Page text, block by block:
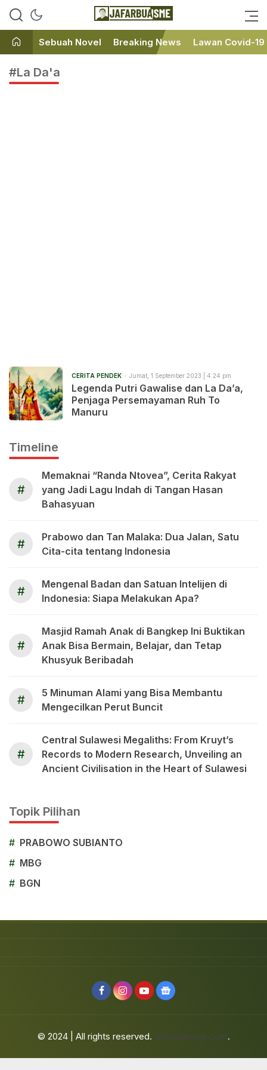
JafarBua
Ini bukan Media Online, Ini
Sebuah Novel Breaking News Lawan Covid-19
#La Da'a
CERITA PENDEK Jumat, 1 September 2023 | 4:24 pm
Legenda Putri Gawalise dan La Da’a,
Penjaga Persemayaman Ruh To
Manuru
Timeline
#
Memaknai “Randa Ntovea”, Cerita Rakyat
yang Jadi Lagu Indah di Tangan Hasan
Bahasyuan
#
Prabowo dan Tan Malaka: Dua Jalan, Satu
Cita-cita tentang Indonesia
#
Mengenal Badan dan Satuan Intelijen di
Indonesia: Siapa Melakukan Apa?
#
Masjid Ramah Anak di Bangkep Ini Buktikan
Anak Bisa Bermain, Belajar, dan Tetap
Khusyuk Beribadah
#
5 Minuman Alami yang Bisa Membantu
Mengecilkan Perut Buncit
#
Central Sulawesi Megaliths: From Kruyt’s
Records to Modern Research, Unveiling an
Ancient Civilisation in the Heart of Sulawesi
Topik Pilihan
# PRABOWO SUBIANTO
# MBG
# BGN
© 2024 | All rights reserved. jafarbuaisme.com.